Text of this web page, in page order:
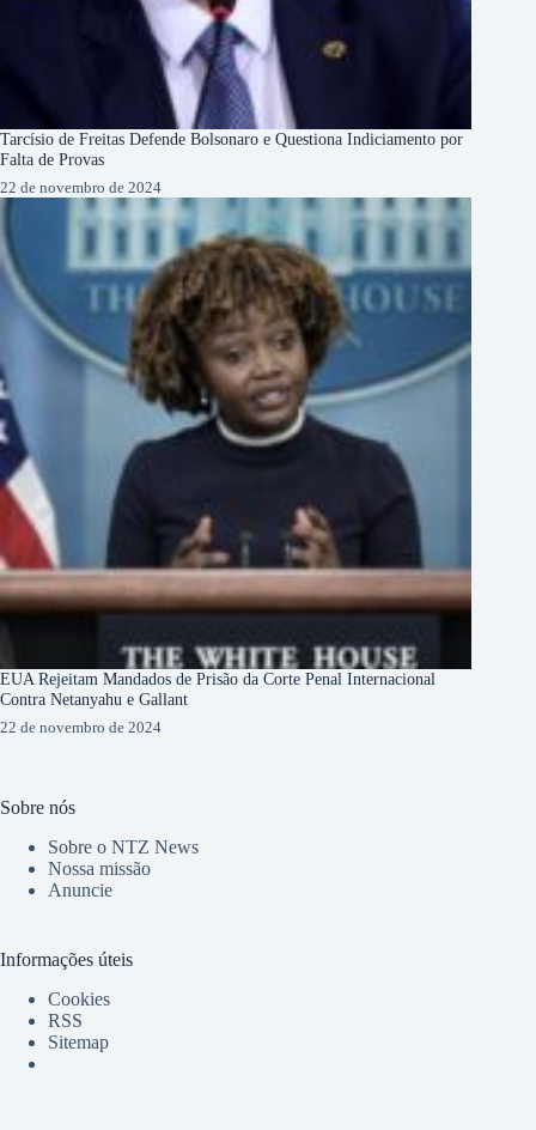
Tarcísio de Freitas Defende Bolsonaro e Questiona Indiciamento por
Falta de Provas
22 de novembro de 2024
EUA Rejeitam Mandados de Prisão da Corte Penal Internacional
Contra Netanyahu e Gallant
22 de novembro de 2024
Sobre nós
Sobre o NTZ News
Nossa missão
Anuncie
Informações úteis
Cookies
RSS
Sitemap